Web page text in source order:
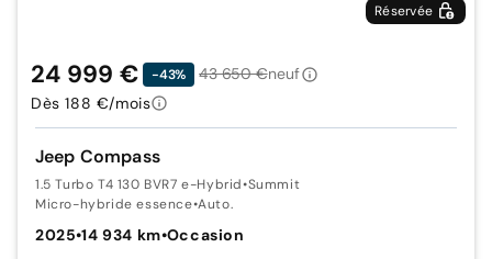
Réservée
Jeep Compass
1.5 Turbo T4 130 BVR7 e-Hybrid•Summit
Micro-hybride essence•Auto.
2025•14 934 km•Occasion
24 999 € -43% 43 650 €neuf
Dès 188 €/mois